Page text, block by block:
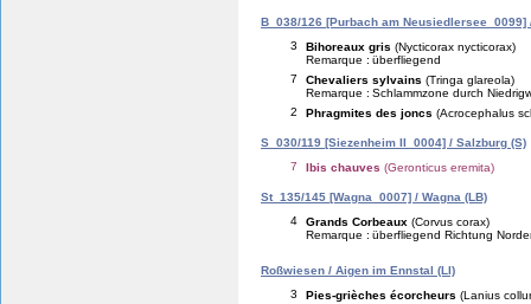
B_038/126 [Purbach am
3
Bihoreaux gris (Nycticorax nycticorax)
Remarque : überfliegend
7
Chevaliers sylvains (Tringa glareola)
Remarque : Schlammzone durch
2
Phragmites des joncs (Acrocephalus
S_030/119 [Siezenheim II_0004] / Salzburg (S)
7
Ibis chauves (Geronticus eremita)
St_135/145 [Wagna_0007] / Wagna (LB)
4
Grands Corbeaux (Corvus corax)
Remarque : überfliegend Richtung
Roßwiesen / Aigen im Ennstal (LI)
3
Pies-grièches écorcheurs (Lanius